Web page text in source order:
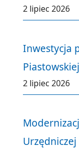
2 lipiec 2026
Inwestycja
Piastowskiej
2 lipiec 2026
Urzędniczej